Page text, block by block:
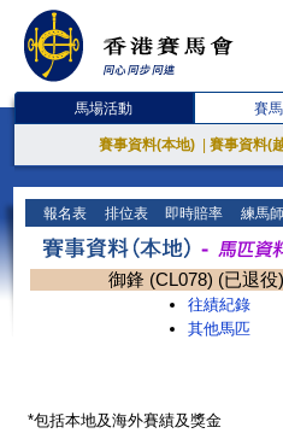
馬場活動 賽
賽事資料(本地) 賽事資料(
報名表 排位表 即時賠率 練馬
御鋒 (CL078) (已退役)
往績紀錄
其他馬匹
*包括本地及海外賽績及獎金